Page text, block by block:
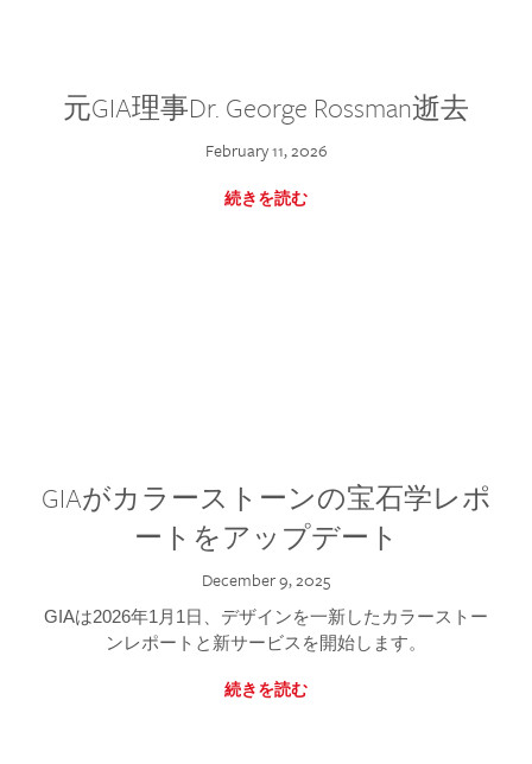
元GIA理事Dr. George Rossman逝去
February 11, 2026
続きを読む
GIAがカラーストーンの宝石学レポ
ートをアップデート
December 9, 2025
GIAは2026年1月1日、デザインを一新したカラーストー
ンレポートと新サービスを開始します。
続きを読む